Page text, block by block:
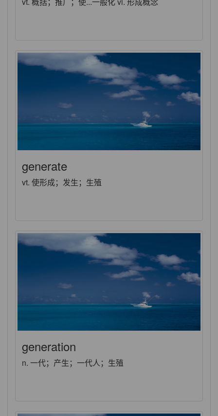
generate
vt. 使形成；发生；生殖
generation
n. 一代；产生；一代人；生殖